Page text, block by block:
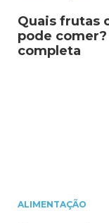
Quais frutas
pode
completa
ALIMENTAÇÃO